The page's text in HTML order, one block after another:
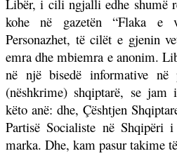
Libër, i cili ngjalli edhe shumë
kohe në gazetën “Flaka e
Personazhet, të cilët e gjenin
emra dhe mbiemra e anonim.
në një bisedë informative
(nëshkrime) shqiptarë, se jam
këto anë: dhe,Çështjen
Partisë Socialiste në Shqipëri
marka. Dhe, kam pasur takime